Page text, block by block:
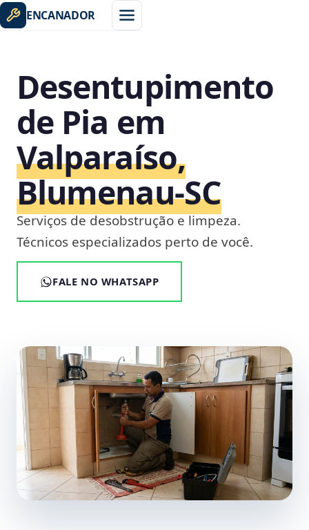
ENCANADOR
Desentupimento
de Pia em
Valparaíso,
Blumenau‑SC
Serviços de desobstrução e limpeza.
Técnicos especializados perto de você.
FALE NO WHATSAPP